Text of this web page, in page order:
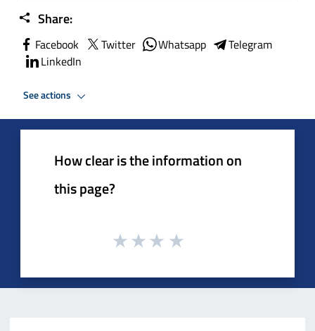
Share:
Facebook Twitter Whatsapp
Telegram
LinkedIn
See actions
How clear is the information on
this page?